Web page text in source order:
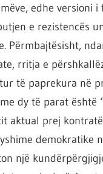
edhe versioni
e rezistencës
Përmbajtësisht,
rritja e
të paprekura në
dy të parat është
aktual prej
demokratike
një